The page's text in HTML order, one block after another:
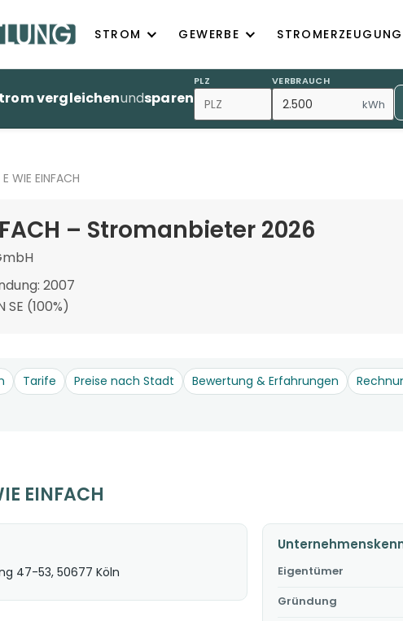
STROM GEWERBE STROMERZEUGUNG
vergleichenundsparen
PLZ VERBRAUCH
kWh
E WIE EINFACH
– Stromanbieter 2026
2007
SE (100%)
Tarife Preise nach Stadt Bewertung & Erfahrungen
EINFACH
47-53, 50677 Köln Eigentümer
Gründung